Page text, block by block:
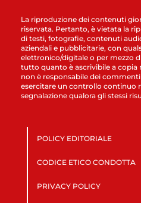
La riproduzione dei contenuti
riservata. Pertanto, è vietata la
di testi, fotografie, contenuti
aziendali e pubblicitarie, con
elettronico/digitale o per mezzo
tutto quanto è ascrivibile a copia
non è responsabile dei
esercitare un controllo continuo
segnalazione qualora gli stessi
POLICY EDITORIALE
CODICE ETICO CONDOTTA
PRIVACY POLICY